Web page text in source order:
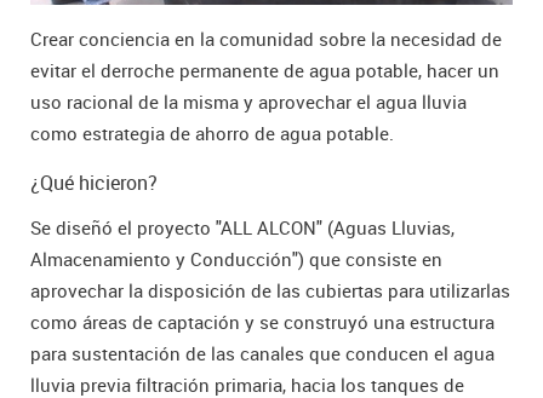
Crear conciencia en la comunidad sobre la necesidad de
evitar el derroche permanente de agua potable, hacer un
uso racional de la misma y aprovechar el agua lluvia
como estrategia de ahorro de agua potable.
¿Qué hicieron?
Se diseñó el proyecto "ALL ALCON" (Aguas Lluvias,
Almacenamiento y Conducción") que consiste en
aprovechar la disposición de las cubiertas para utilizarlas
como áreas de captación y se construyó una estructura
para sustentación de las canales que conducen el agua
lluvia previa filtración primaria, hacia los tanques de